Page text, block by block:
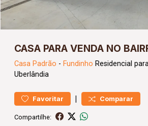
CASA PARA VENDA NO
Casa Padrão - Fundinho Residencial
Uberlândia
Favoritar | Comparar
Compartilhe: